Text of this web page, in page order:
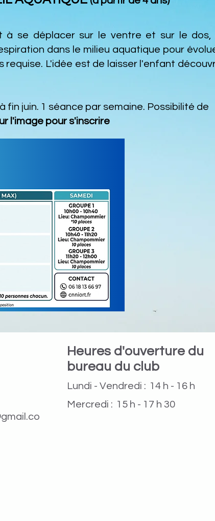
à se déplacer sur le ventre et sur le dos,
dans le milieu aquatique pour
requise. L'idée est de laisser l'enfant
juin. 1 séance par semaine. Possibilité de
l'image pour s'inscrire
Heures d'ouverture du
bureau du club
Lundi - Vendredi : 14 h - 16 h
Mercredi : 15 h - 17 h 30